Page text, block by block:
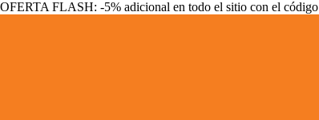
OFERTA FLASH: -5% adicional en todo el sitio con el código